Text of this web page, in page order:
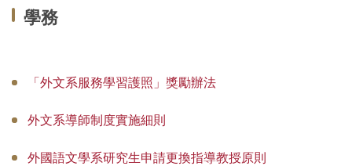
學務
「外文系服務學習護照」獎勵辦法
外文系導師制度實施細則
外國語文學系研究生申請更換指導教授原則